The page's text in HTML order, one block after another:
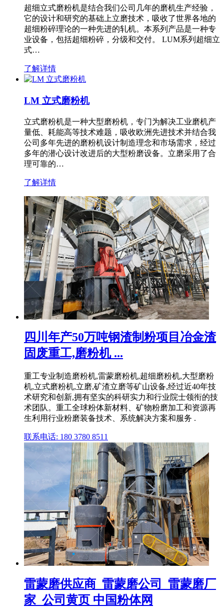
超细立式磨粉机是结合我们公司几年的磨机生产经验，
它的设计和研究的基础上立磨技术，吸收了世界各地的
超细粉碎理论的一种先进的轧机。本系列产品是一种专
业设备，包括超细粉碎，分级和交付。 LUM系列超细立
式…
了解详情
LM 立式磨粉机
立式磨粉机是一种大型磨粉机，专门为解决工业磨机产
量低、耗能高等技术难题，吸收欧洲先进技术并结合我
公司多年先进的磨粉机设计制造理念和市场需求，经过
多年的潜心设计改进后的大型粉磨设备。立磨采用了合
理可靠的…
了解详情
四川年产50万吨钢渣制粉项目冶金渣
固废重工,磨粉机 ...
重工专业制造磨粉机,雷蒙磨粉机,超细磨粉机,大型磨粉
机,立式磨粉机,立磨,矿渣立磨等矿山设备,经过近40年技
术研究和创新,拥有坚实的科研实力和行业院士领衔的技
术团队。重工全球粉体新材料、矿物粉磨加工和资源再
生利用行业粉磨装备技术、系统解决方案和服务 .
联系电话: 180 3780 8511
雷蒙磨供应商_雷蒙磨公司_雷蒙磨厂
家_公司黄页 中国粉体网